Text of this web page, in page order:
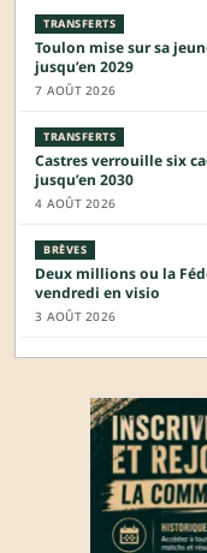
TRANSFERTS
Toulon mise sur sa
jusqu’en 2029
7 AOÛT 2026
TRANSFERTS
Castres verrouille six
jusqu’en 2030
4 AOÛT 2026
BRÈVES
Deux millions ou la
vendredi en visio
3 AOÛT 2026